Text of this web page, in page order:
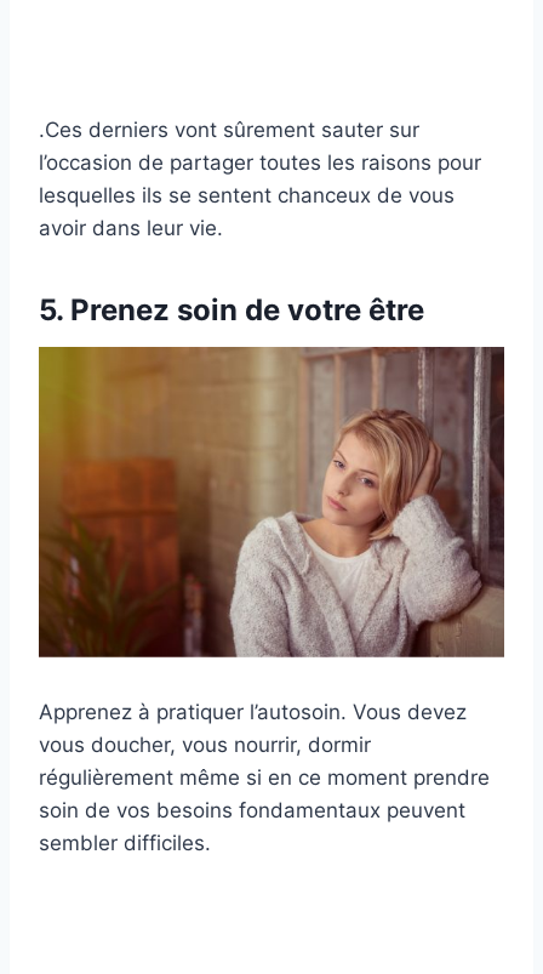
.Ces derniers vont sûrement sauter sur
l’occasion de partager toutes les raisons pour
lesquelles ils se sentent chanceux de vous
avoir dans leur vie.
5. Prenez soin de votre être
Apprenez à pratiquer l’autosoin. Vous devez
vous doucher, vous nourrir, dormir
régulièrement même si en ce moment prendre
soin de vos besoins fondamentaux peuvent
sembler difficiles.